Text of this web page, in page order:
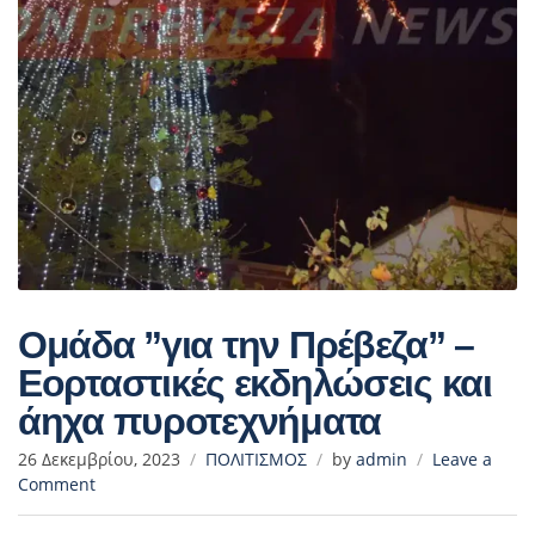
Ομάδα ”για την Πρέβεζα” –
Εορταστικές εκδηλώσεις και
άηχα πυροτεχνήματα
26 Δεκεμβρίου, 2023 ΠΟΛΙΤΙΣΜΟΣ by admin
Leave a
Comment